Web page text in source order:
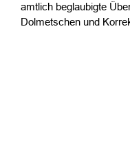
amtlich beglaubigte
Dolmetschen und